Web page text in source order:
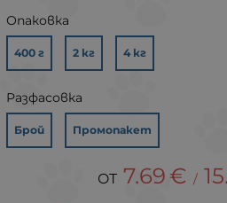
Опаковка
400 г 2 кг 4 кг
Разфасовка
Брой Промопакет
7.69 € /